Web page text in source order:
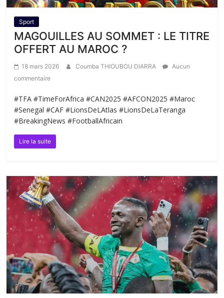
Sport
MAGOUILLES AU SOMMET : LE TITRE
OFFERT AU MAROC ?
18 mars 2026 Coumba THIOUBOU DIARRA
Aucun
commentaire
#TFA #TimeForAfrica #CAN2025 #AFCON2025 #Maroc
#Senegal #CAF #LionsDeLAtlas #LionsDeLaTeranga
#BreakingNews #FootballAfricain
Lire la suite